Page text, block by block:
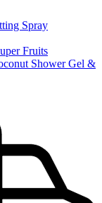
Spray
Fruits
Shower Gel &